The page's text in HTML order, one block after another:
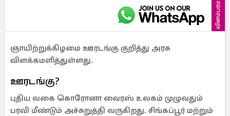
விளம்பரம்
ஞாயிற்றுக்கிழமை ஊரடங்கு குறித்து அரசு
விளக்கமளித்துள்ளது.
ஊரடங்கு?
புதிய வகை கொரோனா வைரஸ் உலகம் முழுவதும்
பரவி மீண்டும் அச்சுறுத்தி வருகிறது. சிங்கப்பூர் மற்றும்